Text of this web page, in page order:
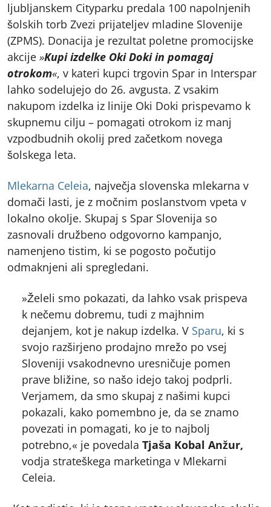
ljubljanskem Cityparku predala 100 napolnjenih
šolskih torb Zvezi prijateljev mladine Slovenije
(ZPMS). Donacija je rezultat poletne promocijske
akcije »Kupi izdelke Oki Doki in pomagaj
otrokom«, v kateri kupci trgovin Spar in Interspar
lahko sodelujejo do 26. avgusta. Z vsakim
nakupom izdelka iz linije Oki Doki prispevamo k
skupnemu cilju – pomagati otrokom iz manj
vzpodbudnih okolij pred začetkom novega
šolskega leta.
Mlekarna Celeia, največja slovenska mlekarna v
domači lasti, je z močnim poslanstvom vpeta v
lokalno okolje. Skupaj s Spar Slovenija so
zasnovali družbeno odgovorno kampanjo,
namenjeno tistim, ki se pogosto počutijo
odmaknjeni ali spregledani.
»Želeli smo pokazati, da lahko vsak prispeva
k nečemu dobremu, tudi z majhnim
dejanjem, kot je nakup izdelka. V Sparu, ki s
svojo razširjeno prodajno mrežo po vsej
Sloveniji vsakodnevno uresničuje pomen
prave bližine, so našo idejo takoj podprli.
Verjamem, da smo skupaj z našimi kupci
pokazali, kako pomembno je, da se znamo
povezati in pomagati, ko je to najbolj
potrebno,« je povedala Tjaša Kobal Anžur,
vodja strateškega marketinga v Mlekarni
Celeia.